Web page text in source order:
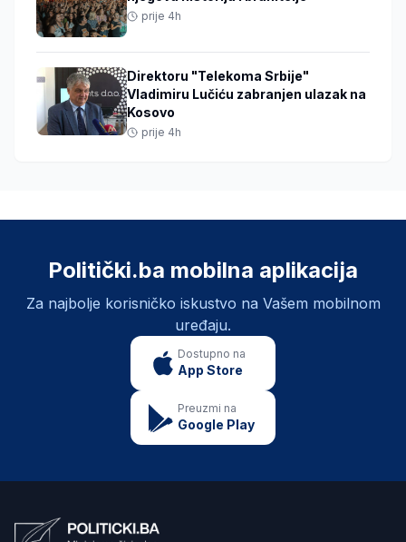
prije 4h
Direktoru "Telekoma Srbije"
Vladimiru Lučiću zabranjen ulazak na
Kosovo
prije 4h
Politički.ba mobilna aplikacija
Za najbolje korisničko iskustvo na Vašem mobilnom
uređaju.
Dostupno na
App Store
Preuzmi na
Google Play